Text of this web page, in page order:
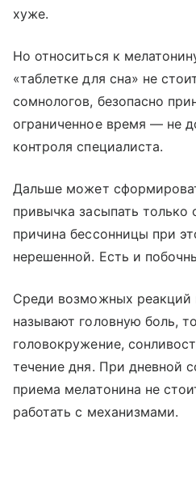
хуже.
Но относиться к
«таблетке для сна» не
сомнологов, безопасно
ограниченное время — не
контроля специалиста.
Дальше может
привычка засыпать только
причина бессонницы при
нерешенной. Есть и
Среди возможных реакций
называют головную боль,
головокружение,
течение дня. При дневной
приема мелатонина не
работать с механизмами.